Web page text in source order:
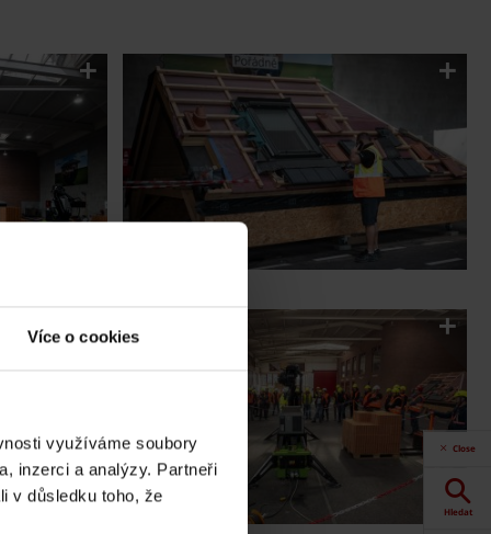
Více o cookies
využíváme soubory
inzerci a analýzy. Partneři
v důsledku toho, že
Close
Hledat